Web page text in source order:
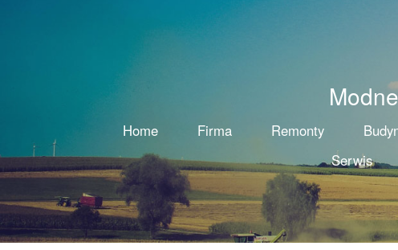
Home Firma Remonty
Serwis